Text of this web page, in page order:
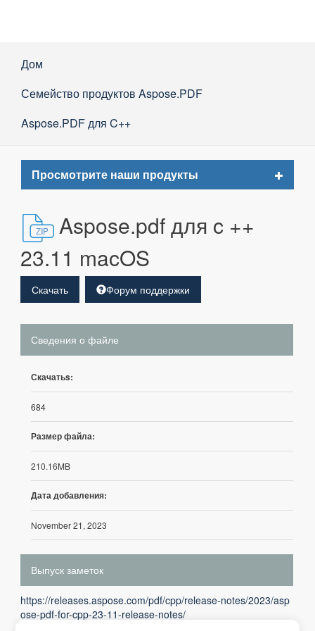
Дом
Семейство продуктов Aspose.PDF
Aspose.PDF для C++
Просмотрите наши продукты
Toggle
Aspose.pdf для c ++
23.11 macOS
Скачать Форум поддержки
Сведения о файле
Скачатьs:
684
Размер файла:
210.16MB
Дата добавления:
November 21, 2023
Выпуск заметок
https://releases.aspose.com/pdf/cpp/release-notes/2023/asp
ose-pdf-for-cpp-23-11-release-notes/